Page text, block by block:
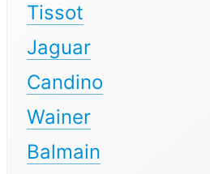
Tissot
Jaguar
Candino
Wainer
Balmain